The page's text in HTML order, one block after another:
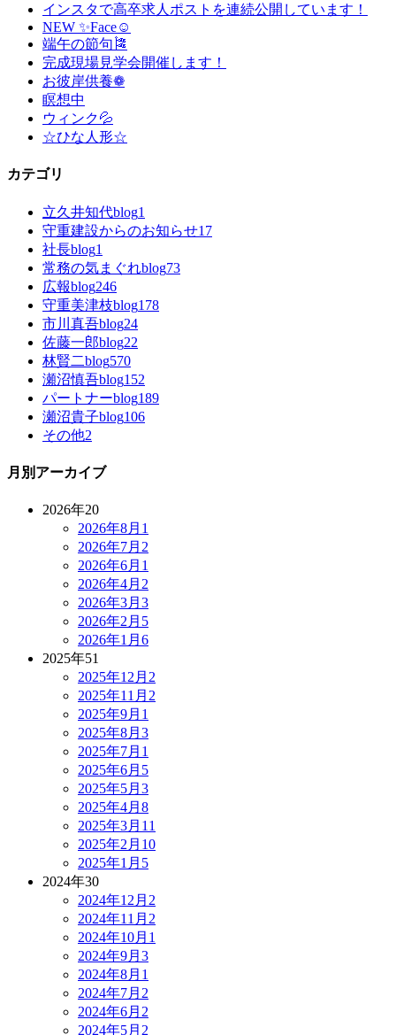
インスタで高卒求人ポストを連続公開しています！
NEW ✨Face☺
端午の節句🎏
完成現場見学会開催します！
お彼岸供養❁
瞑想中
ウィンク💦
☆ひな人形☆
カテゴリ
立久井知代blog1
守重建設からのお知らせ17
社長blog1
常務の気まぐれblog73
広報blog246
守重美津枝blog178
市川真吾blog24
佐藤一郎blog22
林賢二blog570
瀬沼慎吾blog152
パートナーblog189
瀬沼貴子blog106
その他2
月別アーカイブ
2026年20
2026年8月 1
2026年7月 2
2026年6月 1
2026年4月 2
2026年3月 3
2026年2月 5
2026年1月 6
2025年51
2025年12月 2
2025年11月 2
2025年9月 1
2025年8月 3
2025年7月 1
2025年6月 5
2025年5月 3
2025年4月 8
2025年3月 11
2025年2月 10
2025年1月 5
2024年30
2024年12月 2
2024年11月 2
2024年10月 1
2024年9月 3
2024年8月 1
2024年7月 2
2024年6月 2
2024年5月 2